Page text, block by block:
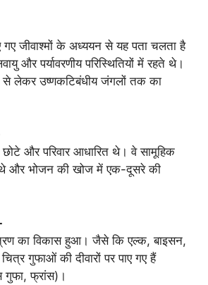
गए जीवाश्मों के अध्ययन से यह पता चलता है
और पर्यावरणीय परिस्थितियों में रहते थे।
से लेकर उष्णकटिबंधीय जंगलों तक का
और परिवार आधारित थे। वे सामूहिक
और भोजन की खोज में एक-दूसरे की
का विकास हुआ। जैसे कि एल्क, बाइसन,
गुफाओं की दीवारों पर पाए गए हैं
गुफा, फ्रांस)।